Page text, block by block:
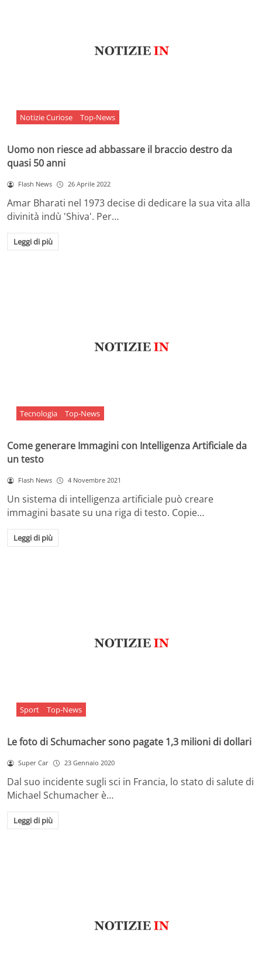
Notizie Curiose Top-News
Uomo non riesce ad abbassare il braccio destro da
quasi 50 anni
Flash News 26 Aprile 2022
Amar Bharati nel 1973 decise di dedicare la sua vita alla
divinità indù 'Shiva'. Per…
Leggi di più
Tecnologia Top-News
Come generare Immagini con Intelligenza Artificiale da
un testo
Flash News 4 Novembre 2021
Un sistema di intelligenza artificiale può creare
immagini basate su una riga di testo. Copie…
Leggi di più
Sport Top-News
Le foto di Schumacher sono pagate 1,3 milioni di dollari
Super Car 23 Gennaio 2020
Dal suo incidente sugli sci in Francia, lo stato di salute di
Michael Schumacher è…
Leggi di più